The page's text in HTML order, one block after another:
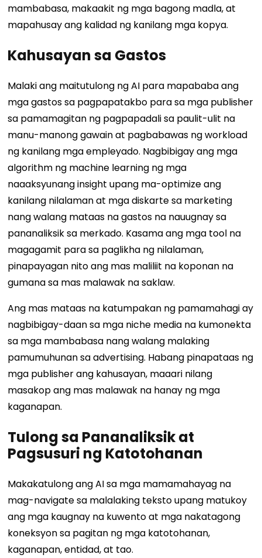
mambabasa, makaakit ng mga bagong madla, at
mapahusay ang kalidad ng kanilang mga kopya.
Kahusayan sa Gastos
Malaki ang maitutulong ng AI para mapababa ang
mga gastos sa pagpapatakbo para sa mga publisher
sa pamamagitan ng pagpapadali sa paulit-ulit na
manu-manong gawain at pagbabawas ng workload
ng kanilang mga empleyado. Nagbibigay ang mga
algorithm ng machine learning ng mga
naaaksyunang insight upang ma-optimize ang
kanilang nilalaman at mga diskarte sa marketing
nang walang mataas na gastos na nauugnay sa
pananaliksik sa merkado. Kasama ang mga tool na
magagamit para sa paglikha ng nilalaman,
pinapayagan nito ang mas maliliit na koponan na
gumana sa mas malawak na saklaw.
Ang mas mataas na katumpakan ng pamamahagi ay
nagbibigay-daan sa mga niche media na kumonekta
sa mga mambabasa nang walang malaking
pamumuhunan sa advertising. Habang pinapataas ng
mga publisher ang kahusayan, maaari nilang
masakop ang mas malawak na hanay ng mga
kaganapan.
Tulong sa Pananaliksik at
Pagsusuri ng Katotohanan
Makakatulong ang AI sa mga mamamahayag na
mag-navigate sa malalaking teksto upang matukoy
ang mga kaugnay na kuwento at mga nakatagong
koneksyon sa pagitan ng mga katotohanan,
kaganapan, entidad, at tao.